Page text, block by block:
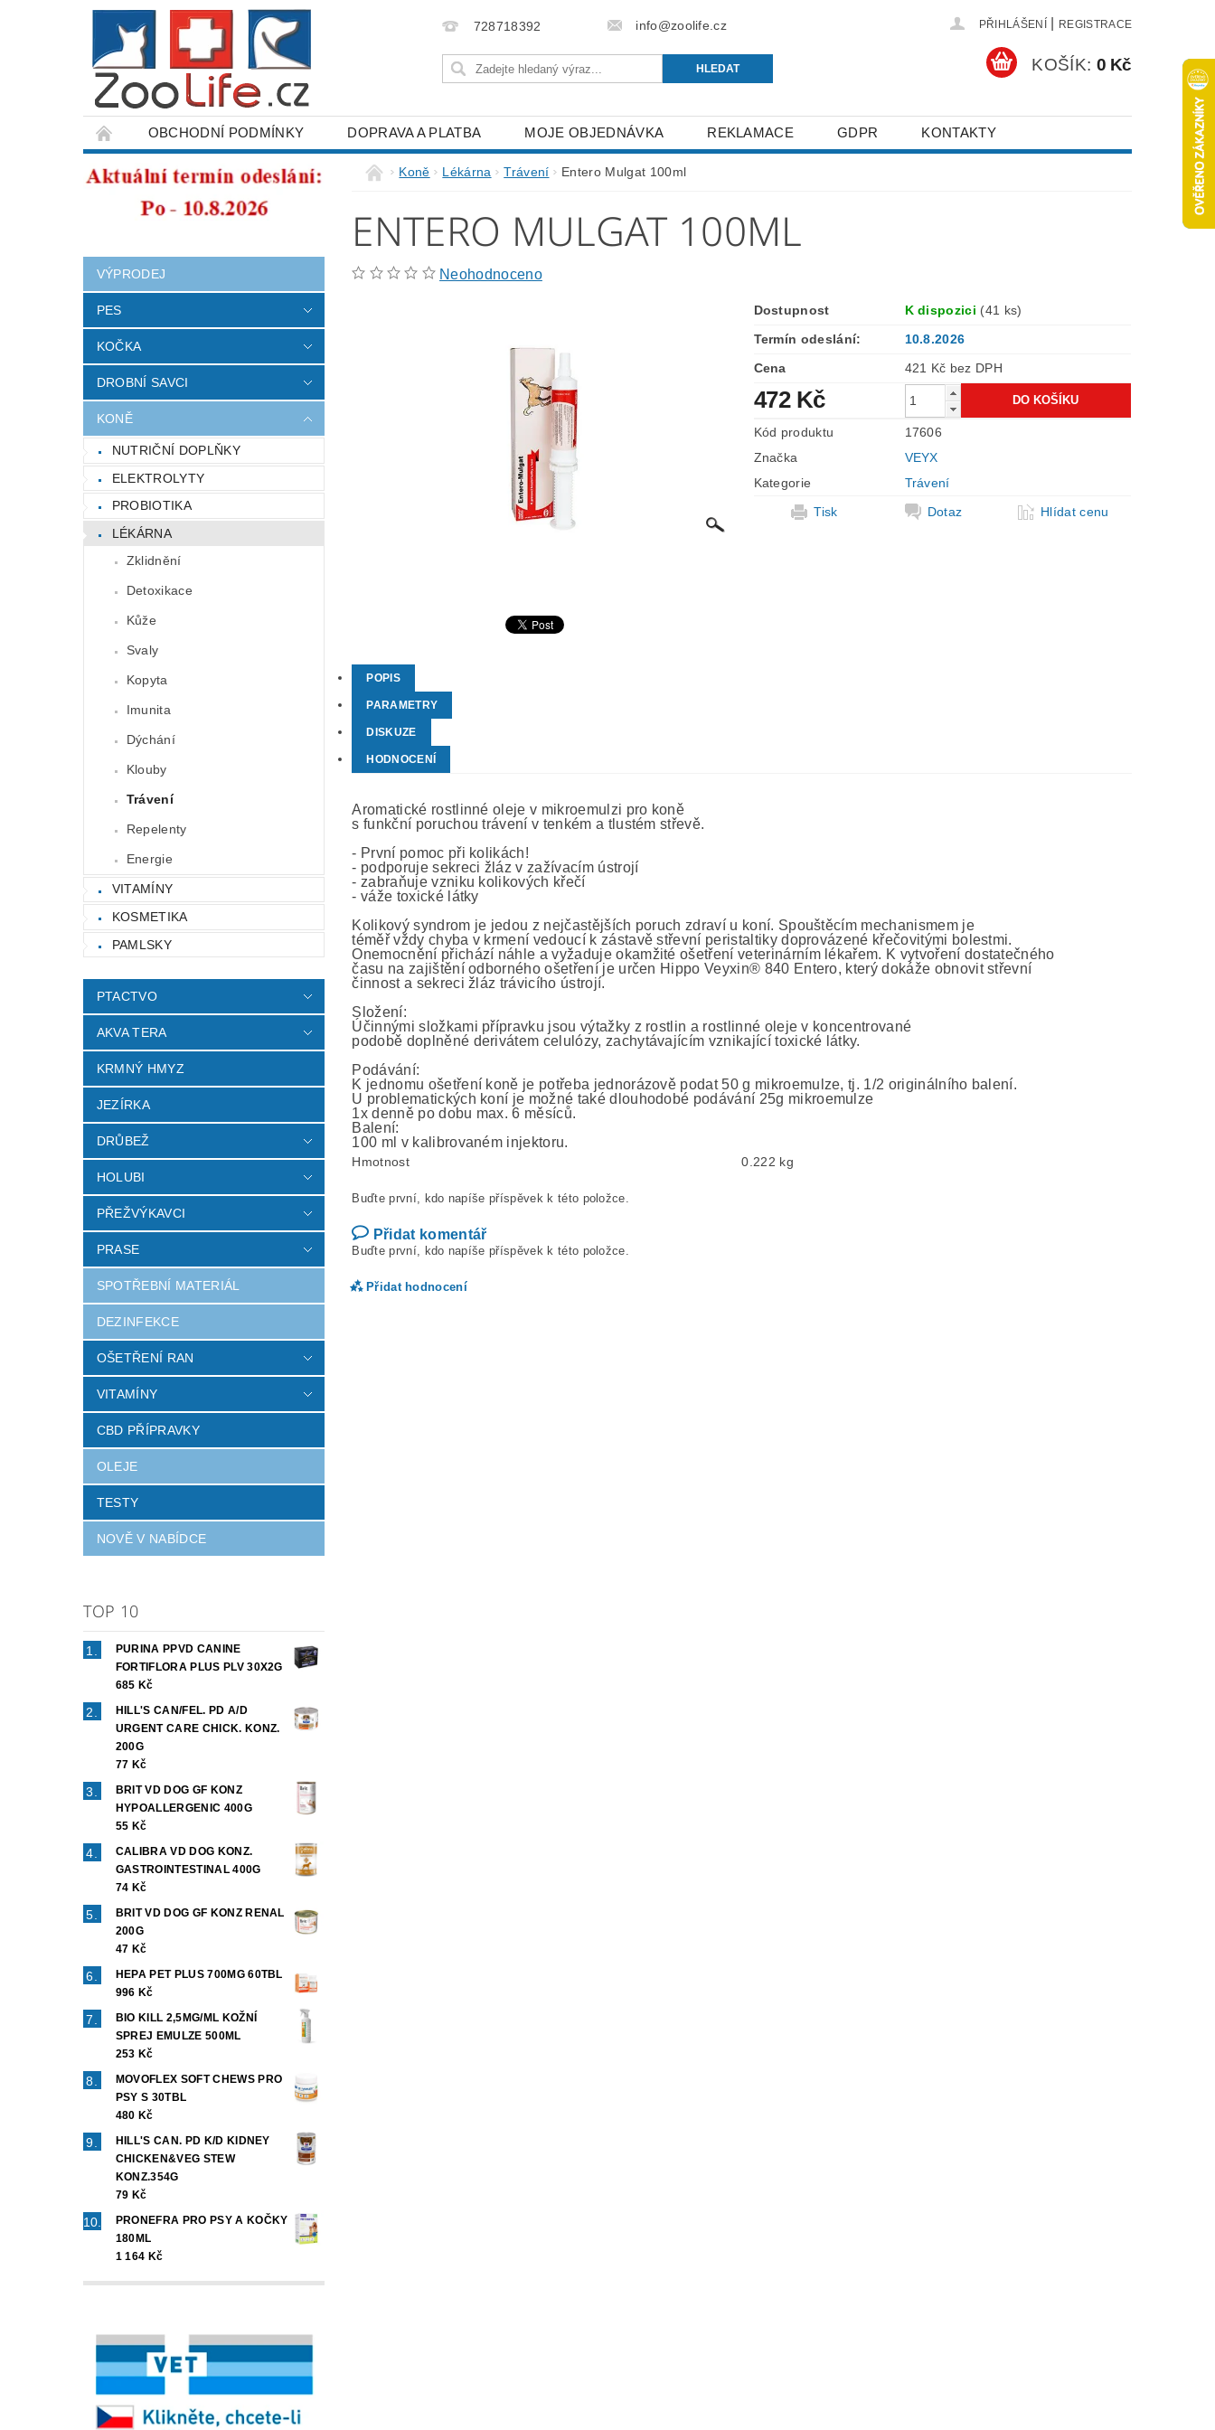
728718392 info@zoolife.cz PŘIHLÁŠENÍ REGISTRACE
KOŠÍK: 0 Kč
OBCHODNÍ PODMÍNKY DOPRAVA A PLATBA MOJE OBJEDNÁVKA REKLAMACE GDPR KONTAKTY
ODSTOUPENÍ OD SMLOUVY
VÝPRODEJ
PES
KOČKA
DROBNÍ SAVCI
KONĚ
NUTRIČNÍ DOPLŇKY
ELEKTROLYTY
PROBIOTIKA
LÉKÁRNA
Zklidnění
Detoxikace
Kůže
Svaly
Kopyta
Imunita
Dýchání
Klouby
Trávení
Repelenty
Energie
VITAMÍNY
KOSMETIKA
PAMLSKY
PTACTVO
AKVA TERA
KRMNÝ HMYZ
JEZÍRKA
DRŮBEŽ
HOLUBI
PŘEŽVÝKAVCI
PRASE
SPOTŘEBNÍ MATERIÁL
DEZINFEKCE
OŠETŘENÍ RAN
VITAMÍNY
CBD PŘÍPRAVKY
OLEJE
TESTY
NOVĚ V NABÍDCE
TOP 10
PURINA PPVD CANINE
FORTIFLORA PLUS PLV 30X2G
685 Kč
HILL'S CAN/FEL. PD A/D
URGENT CARE CHICK. KONZ.
200G
77 Kč
BRIT VD DOG GF KONZ
HYPOALLERGENIC 400G
55 Kč
CALIBRA VD DOG KONZ.
GASTROINTESTINAL 400G
74 Kč
BRIT VD DOG GF KONZ RENAL
200G
47 Kč
HEPA PET PLUS 700MG 60TBL
996 Kč
BIO KILL 2,5MG/ML KOŽNÍ
SPREJ EMULZE 500ML
253 Kč
MOVOFLEX SOFT CHEWS PRO
PSY S 30TBL
480 Kč
HILL'S CAN. PD K/D KIDNEY
CHICKEN&VEG STEW
KONZ.354G
79 Kč
PRONEFRA PRO PSY A KOČKY
180ML
1 164 Kč
Koně Lékárna Trávení Entero Mulgat 100ml
ENTERO MULGAT 100ML
Neohodnoceno
Dostupnost K dispozici (41 ks)
Termín odeslání:
10.8.2026
Cena
421 Kč bez DPH
472 Kč
Kód produktu
17606
Značka
VEYX
Kategorie
Trávení
Tisk
Dotaz Hlídat cenu
POPIS
PARAMETRY
DISKUZE
HODNOCENÍ
Aromatické rostlinné oleje v mikroemulzi pro koně
s funkční poruchou trávení v tenkém a tlustém střevě.
- První pomoc při kolikách!
- podporuje sekreci žláz v zažívacím ústrojí
- zabraňuje vzniku kolikových křečí
- váže toxické látky
Kolikový syndrom je jedou z nejčastějších poruch zdraví u koní. Spouštěcím mechanismem je
téměř vždy chyba v krmení vedoucí k zástavě střevní peristaltiky doprovázené křečovitými bolestmi.
Onemocnění přichází náhle a vyžaduje okamžité ošetření veterinárním lékařem. K vytvoření dostatečného
času na zajištění odborného ošetření je určen Hippo Veyxin® 840 Entero, který dokáže obnovit střevní
činnost a sekreci žláz trávicího ústrojí.
Složení:
Účinnými složkami přípravku jsou výtažky z rostlin a rostlinné oleje v koncentrované
podobě doplněné derivátem celulózy, zachytávajícím vznikající toxické látky.
Podávání:
K jednomu ošetření koně je potřeba jednorázově podat 50 g mikroemulze, tj. 1/2 originálního balení.
U problematických koní je možné také dlouhodobé podávání 25g mikroemulze
1x denně po dobu max. 6 měsíců.
Balení:
100 ml v kalibrovaném injektoru.
Hmotnost 0.222 kg
Buďte první, kdo napíše příspěvek k této položce.
Přidat komentář
Buďte první, kdo napíše příspěvek k této položce.
Přidat hodnocení